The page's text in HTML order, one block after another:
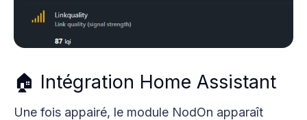
🏠 Intégration Home Assistant
Une fois appairé, le module NodOn apparaît